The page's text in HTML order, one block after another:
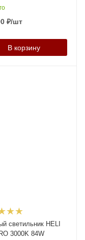
₽/шт
В корзину
светильник HELI
3000K 84W